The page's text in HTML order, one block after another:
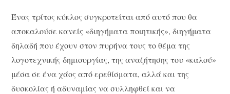
Ένας τρίτος κύκλος συγκροτείται από αυτό που θα
αποκαλούσε κανείς «διηγήματα ποιητικής», διηγήματα
δηλαδή που έχουν στον πυρήνα τους το θέμα της
λογοτεχνικής δημιουργίας, της αναζήτησης του «καλού»
μέσα σε ένα χάος από ερεθίσματα, αλλά και της
δυσκολίας ή αδυναμίας να συλληφθεί και να